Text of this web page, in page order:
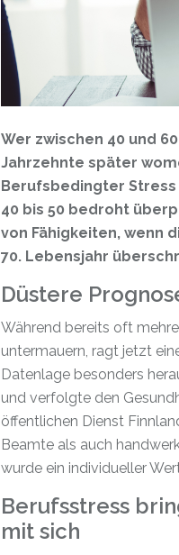
Wer zwischen 40 und
Jahrzehnte später
Berufsbedingter
40 bis 50 bedroht
von Fähigkeiten, wenn
70. Lebensjahr
Düstere
Während bereits oft
untermauern, ragt jetzt
Datenlage besonders
und verfolgte den
öffentlichen Dienst
Beamte als auch
wurde ein individueller
Berufsstress
mit sich